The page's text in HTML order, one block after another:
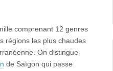
comprenant 12 genres
régions les plus chaudes
On distingue
de Saïgon qui passe